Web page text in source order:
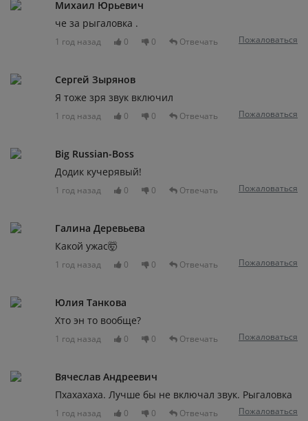
Михаил Юрьевич
че за рыгаловка .
1 год назад 0 0 Отвечать Пожаловаться
Сергей Зырянов
Я тоже зря звук включил
1 год назад 0 0 Отвечать Пожаловаться
Big Russian-Boss
Додик кучерявый!
1 год назад 0 0 Отвечать Пожаловаться
Галина Деревьева
Какой ужас🤯
1 год назад 0 0 Отвечать Пожаловаться
Юлия Танкова
Хто эн то вообще?
1 год назад 0 0 Отвечать Пожаловаться
Вячеслав Андреевич
Пхахахаха. Лучше бы не включал звук. Рыгаловка
1 год назад 0 0 Отвечать Пожаловаться